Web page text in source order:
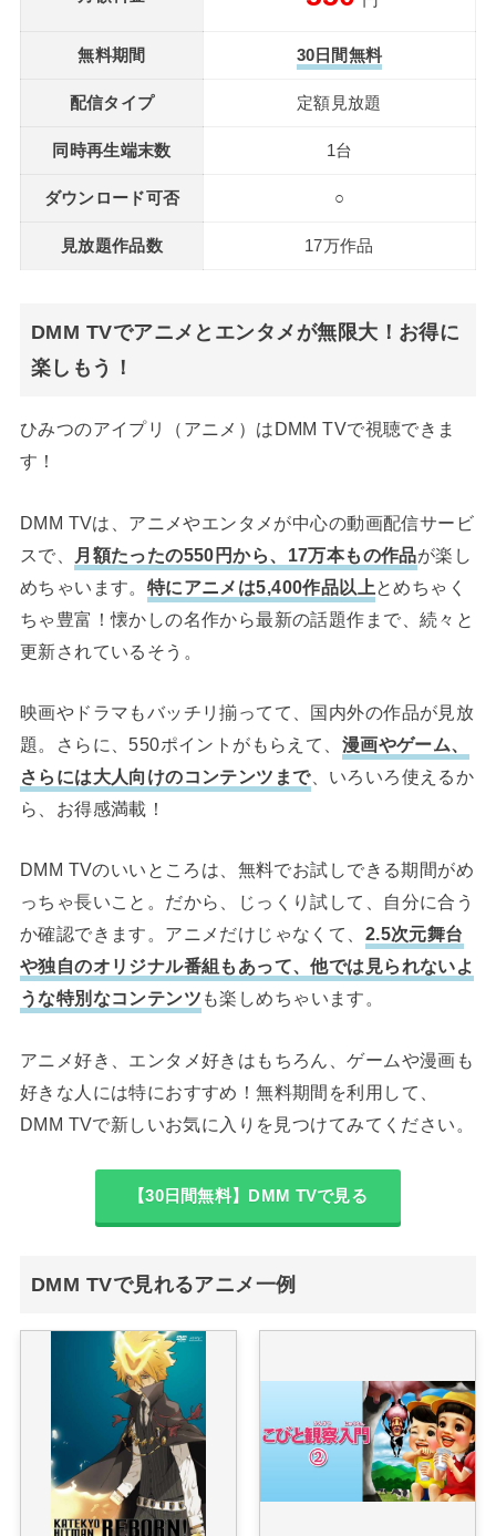
無料期間 30日間無料
配信タイプ 定額見放題
同時再生端末数 1台
ダウンロード可否 ○
見放題作品数 17万作品
DMM TVでアニメとエンタメが無限大！お得に
楽しもう！
ひみつのアイプリ（アニメ）はDMM TVで視聴できま
す！
DMM TVは、アニメやエンタメが中心の動画配信サービ
スで、
月額たったの550円から、17万本もの作品が楽し
めちゃいます。 特にアニメは5,400作品以上 とめちゃく
ちゃ豊富！懐かしの名作から最新の話題作まで、続々と
更新されているそう。
映画やドラマもバッチリ揃ってて、国内外の作品が見放
題。さらに、550ポイントがもらえて、 漫画やゲーム、
さらには大人向けのコンテンツまで、いろいろ使えるか
ら、お得感満載！
DMM TVのいいところは、無料でお試しできる期間がめ
っちゃ長いこと。だから、じっくり試して、自分に合う
か確認できます。アニメだけじゃなくて、 2.5次元舞台
や独自のオリジナル番組もあって、他では見られないよ
うな特別なコンテンツ も楽しめちゃいます。
アニメ好き、エンタメ好きはもちろん、ゲームや漫画も
好きな人には特におすすめ！無料期間を利用して、
DMM TVで新しいお気に入りを見つけてみてください。
【30日間無料】DMM TVで見る
DMM TVで見れるアニメ一例